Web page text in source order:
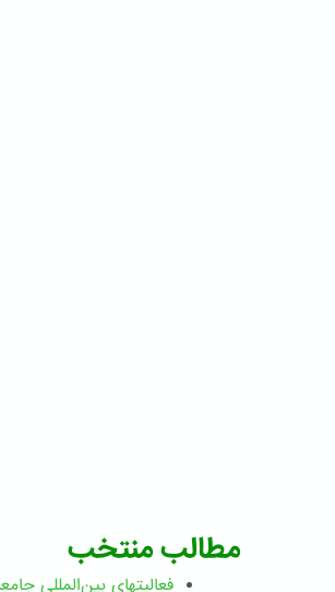
مطالب منتخب
فعالیتهای بین‌المللی